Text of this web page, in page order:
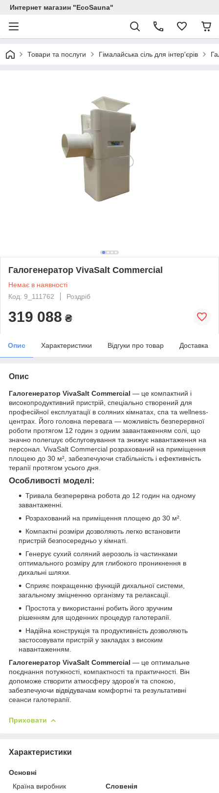
Интернет магазин "EcoSauna"
Товари та послуги Гімалайська сіль для інтер'єрів
Галогенератор VivaSalt Commercial
Немає в наявності
Код: 9_111762
Роздріб
319 088 ₴
Опис Характеристики Відгуки про товар Доставка
Опис
Галогенератор VivaSalt Commercial — це компактний і
високопродуктивний пристрій, спеціально створений для
професійної експлуатації в соляних кімнатах, спа та wellness-
центрах. Його головна перевага — можливість безперервної
роботи протягом 12 годин з одним завантаженням солі, що
значно полегшує обслуговування та знижує навантаження на
персонал. VivaSalt Commercial розрахований на приміщення
площею до 30 м², забезпечуючи стабільність і ефективність
терапії протягом усього дня.
Особливості моделі:
Тривала безперервна робота до 12 годин на одному
завантаженні.
Розрахований на приміщення площею до 30 м².
Компактні розміри дозволяють легко встановити
пристрій безпосередньо у кімнаті.
Генерує сухий соляний аерозоль із частинками
оптимального розміру для глибокого проникнення в
дихальні шляхи.
Сприяє покращенню функцій дихальної системи,
загальному зміцненню організму та релаксації.
Простота у використанні робить його зручним
рішенням для щоденних процедур галотерапії.
Надійна конструкція та продуктивність дозволяють
застосовувати пристрій у закладах з високим
навантаженням.
Галогенератор VivaSalt Commercial — це оптимальне
поєднання потужності, компактності та практичності. Він
допоможе створити атмосферу здоров’я та спокою,
забезпечуючи відвідувачам комфортні та результативні
сеанси галотерапії.
Приховати
Характеристики
Основні
Країна виробник
Словенія